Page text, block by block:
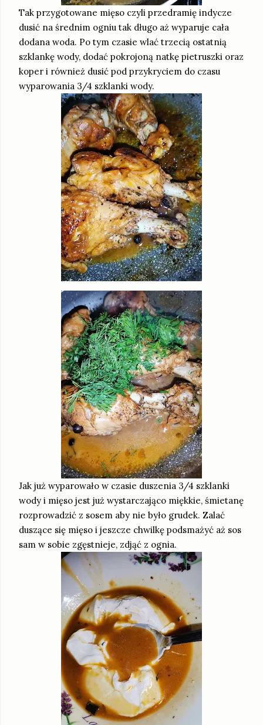
Tak przygotowane mięso czyli przedramię indycze
dusić na średnim ogniu tak długo aż wyparuje cała
dodana woda. Po tym czasie wlać trzecią ostatnią
szklankę wody, dodać pokrojoną natkę pietruszki oraz
koper i również dusić pod przykryciem do czasu
wyparowania 3/4 szklanki wody.
Jak już wyparowało w czasie duszenia 3/4 szklanki
wody i mięso jest już wystarczająco miękkie, śmietanę
rozprowadzić z sosem aby nie było grudek. Zalać
duszące się mięso i jeszcze chwilkę podsmażyć aż sos
sam w sobie zgęstnieje, zdjąć z ognia.